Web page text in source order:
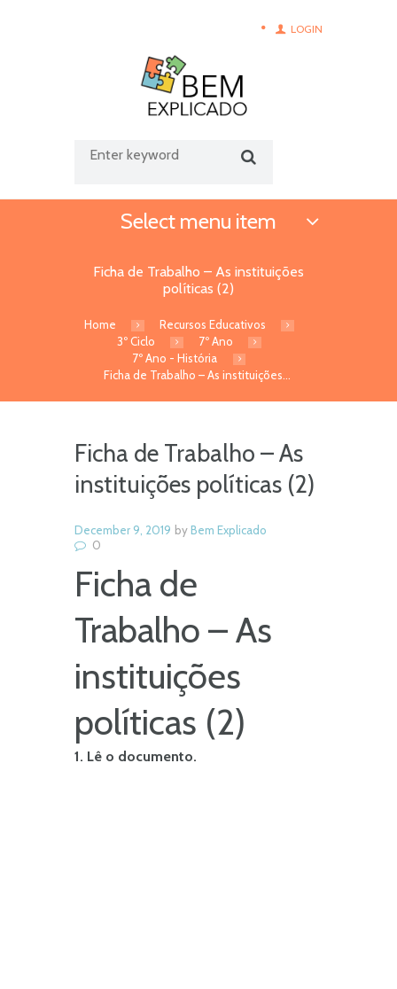
LOGIN
Select menu item
Ficha de Trabalho – As instituições
políticas (2)
Home
Recursos Educativos
3º Ciclo
7º Ano
7º Ano - História
Ficha de Trabalho – As instituições...
Ficha de Trabalho – As
instituições políticas (2)
December 9, 2019 byBem Explicado
0
Ficha de
Trabalho – As
instituições
políticas (2)
1. Lê o documento.